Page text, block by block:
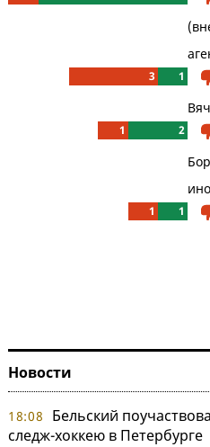
3 1
1 2
1 1
Новости
18:08
Бельский
следж-хоккею в Петербурге